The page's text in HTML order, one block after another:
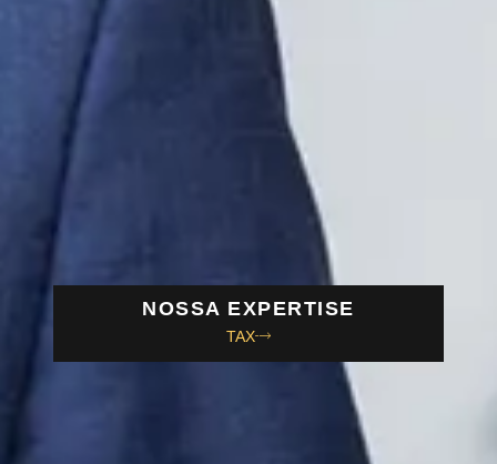
NOSSA EXPERTISE
TAX